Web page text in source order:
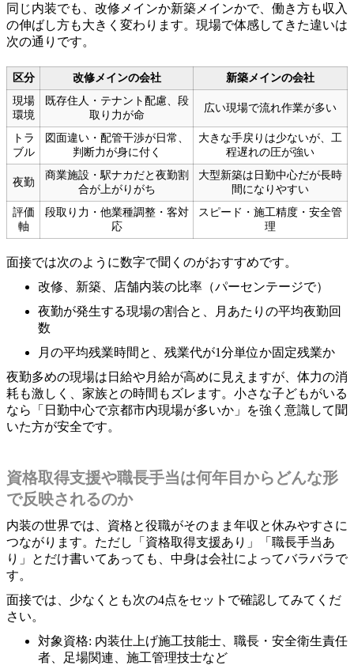
同じ内装でも、改修メインか新築メインかで、働き方も収入
の伸ばし方も大きく変わります。現場で体感してきた違いは
次の通りです。
区分 改修メインの会社
新築メインの会社
現場
環境
既存住人・テナント配慮、段
取り力が命
広い現場で流れ作業が多い
トラ
ブル
図面違い・配管干渉が日常、
判断力が身に付く
大きな手戻りは少ないが、工
程遅れの圧が強い
夜勤
商業施設・駅ナカだと夜勤割
合が上がりがち
大型新築は日勤中心だが長時
間になりやすい
評価
軸
段取り力・他業種調整・客対
応
スピード・施工精度・安全管
理
面接では次のように数字で聞くのがおすすめです。
改修、新築、店舗内装の比率（パーセンテージで）
夜勤が発生する現場の割合と、月あたりの平均夜勤回
数
月の平均残業時間と、残業代が1分単位か固定残業か
夜勤多めの現場は日給や月給が高めに見えますが、体力の消
耗も激しく、家族との時間もズレます。小さな子どもがいる
なら「日勤中心で京都市内現場が多いか」を強く意識して聞
いた方が安全です。
資格取得支援や職長手当は何年目からどんな形
で反映されるのか
内装の世界では、資格と役職がそのまま年収と休みやすさに
つながります。ただし「資格取得支援あり」「職長手当あ
り」とだけ書いてあっても、中身は会社によってバラバラで
す。
面接では、少なくとも次の4点をセットで確認してみてくだ
さい。
対象資格: 内装仕上げ施工技能士、職長・安全衛生責任
者、足場関連、施工管理技士など